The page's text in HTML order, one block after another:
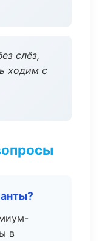
слёз,
ходим с
в